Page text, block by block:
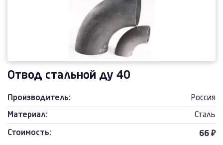
Отвод стальной ду 40
Производитель: Россия
Материал: Сталь
Стоимость: 66 ₽